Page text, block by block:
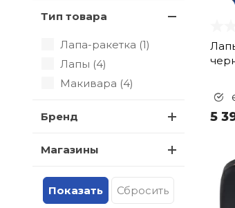
Тип товара
Лапа-ракетка (1)
Лапы (4)
Макивара (4)
Бренд
Магазины
5